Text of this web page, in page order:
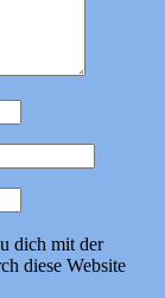
dich mit der
diese Website